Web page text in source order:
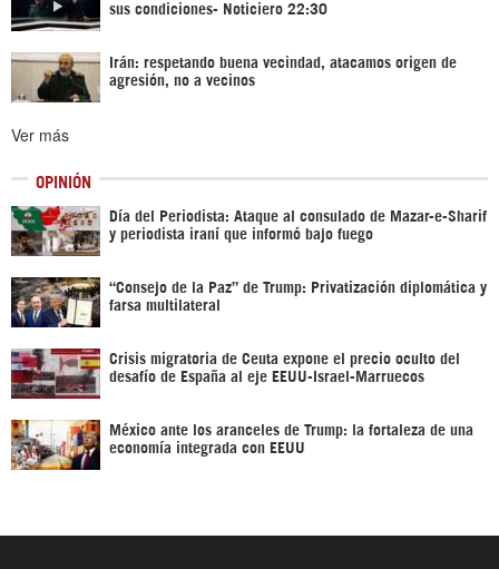
sus condiciones- Noticiero 22:30
Irán: respetando buena vecindad, atacamos origen de
agresión, no a vecinos
Ver más
OPINIÓN
Día del Periodista: Ataque al consulado de Mazar-e-Sharif
y periodista iraní que informó bajo fuego
“Consejo de la Paz” de Trump: Privatización diplomática y
farsa multilateral
Crisis migratoria de Ceuta expone el precio oculto del
desafío de España al eje EEUU-Israel-Marruecos
México ante los aranceles de Trump: la fortaleza de una
economía integrada con EEUU